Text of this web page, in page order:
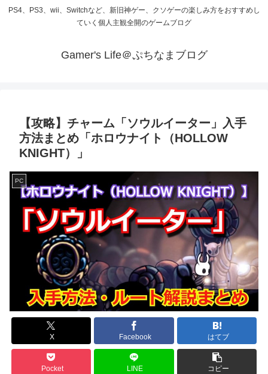
PS4、PS3、wii、Switchなど、新旧神ゲー、クソゲーの楽しみ方をおすすめし
ていく個人主観全開のゲームブログ
Gamer's Life＠ぷちなまブログ
【攻略】チャーム「ソウルイーター」入手
方法まとめ「ホロウナイト（HOLLOW
KNIGHT）」
PC
X Facebook はてブ
Pocket LINE コピー